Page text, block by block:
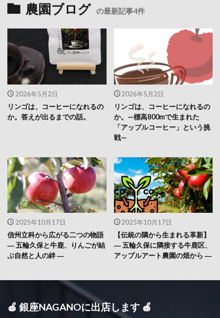
農園ブログ の最新記事4件
2026年5月2日
リンゴは、コーヒーになれるの
か。答えが出るまでの話。
2026年5月2日
リンゴは、コーヒーになれるの
か。—標高800mで生まれた
「アップルコーヒー」という挑
戦—
2025年10月17日
信州立科から広がる二つの物語
― 五輪久保と牛鹿、りんごが結
ぶ自然と人の絆 ―
2025年10月17日
【伝統の隣から生まれる革新】
― 五輪久保に隣接する牛鹿区、
アップルアート農園の畑から ―
🍎 銀座NAGANOに出店します 🍎